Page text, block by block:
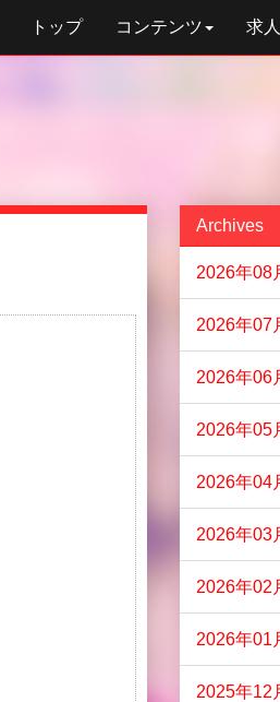
トップ コンテンツ 求
Archives
2026年08
2026年07
2026年06
2026年05
2026年04
2026年03
2026年02
2026年01
2025年12